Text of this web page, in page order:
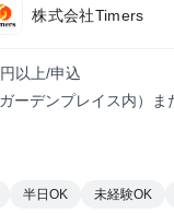
株式会社Timers
以上/申込
ーデンプレイス内）ま
ネット環境が必須※海
半日OK 未経験OK